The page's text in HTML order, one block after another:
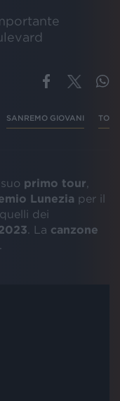
SANREMO GIOVANI TOUR
primo tour
Lunezia per il
dei
. La canzone